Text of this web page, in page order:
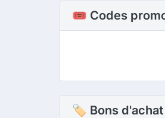
🎟️ Codes
🏷 Bons d'achat